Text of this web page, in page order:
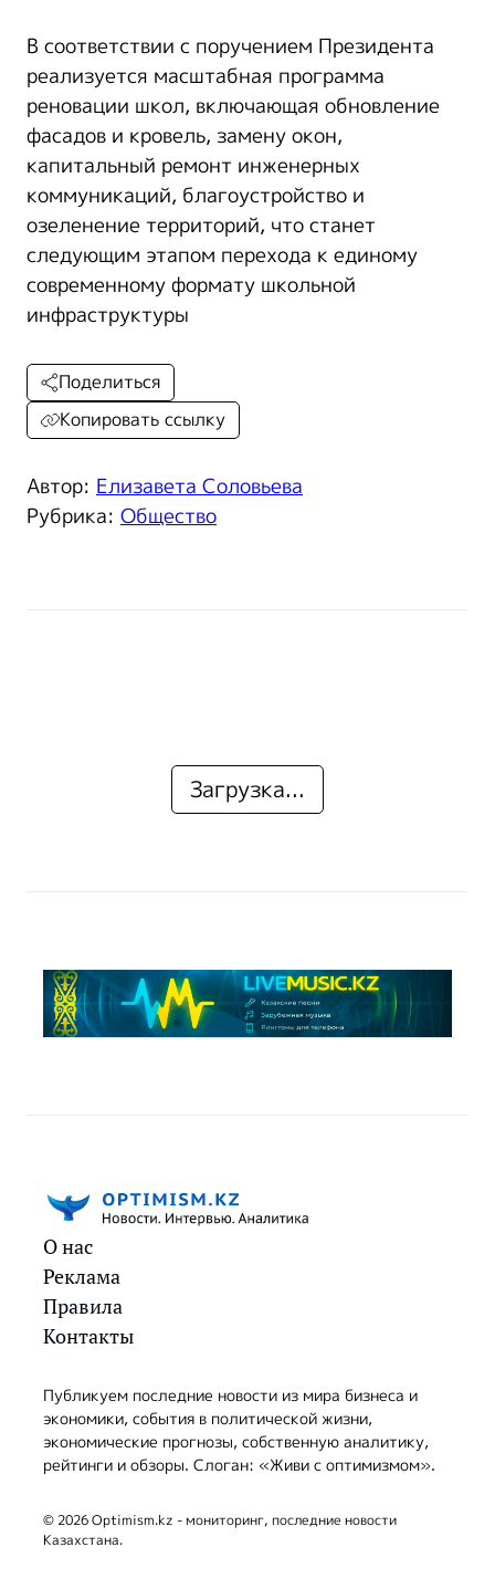
В соответствии с поручением Президента
реализуется масштабная программа
реновации школ, включающая обновление
фасадов и кровель, замену окон,
капитальный ремонт инженерных
коммуникаций, благоустройство и
озеленение территорий, что станет
следующим этапом перехода к единому
современному формату школьной
инфраструктуры
Автор: Елизавета Соловьева
Рубрика: Общество
Поделиться
Копировать ссылку
Загрузка...
О нас
Реклама
Правила
Контакты
Публикуем последние новости из мира бизнеса и
экономики, события в политической жизни,
экономические прогнозы, собственную аналитику,
рейтинги и обзоры. Слоган: «Живи с оптимизмом».
© 2026 Optimism.kz - мониторинг, последние новости
Казахстана.